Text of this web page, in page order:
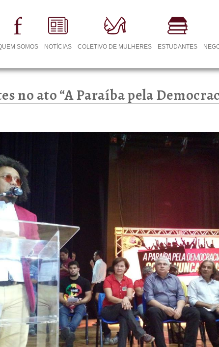
SOMOS NOTÍCIAS COLETIVO DE MULHERES ESTUDANTES
no ato “A Paraíba pela